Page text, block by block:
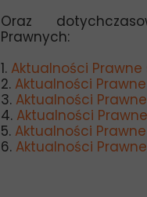
Oraz
Prawnych:
1. Aktualności
2. Aktualności
3. Aktualności
4. Aktualności
5. Aktualności
6. Aktualności